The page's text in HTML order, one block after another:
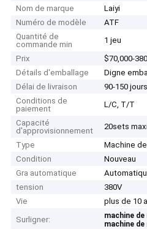
Nom de marque
Laiyi
Numéro de modèle
ATF
Quantité de
commande min
1 jeu
Prix
$70,000-
Détails d'emballage
Digne
Délai de livraison
90-150 jours
Conditions de
paiement
L/C, T/T
Capacité
d'approvisionnement
20sets
Type
Machine
Condition
Nouveau
Gra automatique
tension
380V
Vie
plus de 10
Surligner:
machine
machine